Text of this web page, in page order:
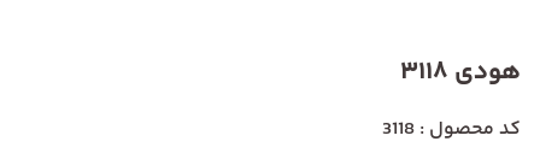
هودی 3118
کد محصول : 3118